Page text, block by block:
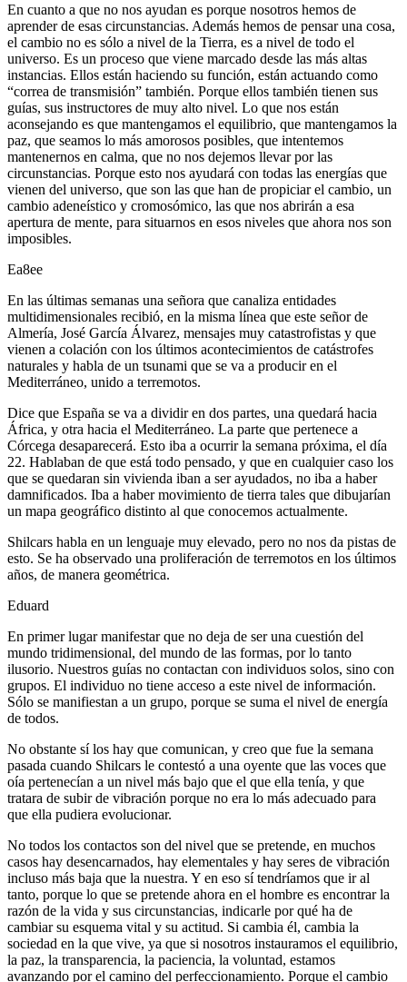
En cuanto a que no nos ayudan es porque nosotros hemos de
aprender de esas circunstancias. Además hemos de pensar una cosa,
el cambio no es sólo a nivel de la Tierra, es a nivel de todo el
universo. Es un proceso que viene marcado desde las más altas
instancias. Ellos están haciendo su función, están actuando como
“correa de transmisión” también. Porque ellos también tienen sus
guías, sus instructores de muy alto nivel. Lo que nos están
aconsejando es que mantengamos el equilibrio, que mantengamos la
paz, que seamos lo más amorosos posibles, que intentemos
mantenernos en calma, que no nos dejemos llevar por las
circunstancias. Porque esto nos ayudará con todas las energías que
vienen del universo, que son las que han de propiciar el cambio, un
cambio adeneístico y cromosómico, las que nos abrirán a esa
apertura de mente, para situarnos en esos niveles que ahora nos son
imposibles.
Ea8ee
En las últimas semanas una señora que canaliza entidades
multidimensionales recibió, en la misma línea que este señor de
Almería, José García Álvarez, mensajes muy catastrofistas y que
vienen a colación con los últimos acontecimientos de catástrofes
naturales y habla de un tsunami que se va a producir en el
Mediterráneo, unido a terremotos.
Dice que España se va a dividir en dos partes, una quedará hacia
África, y otra hacia el Mediterráneo. La parte que pertenece a
Córcega desaparecerá. Esto iba a ocurrir la semana próxima, el día
22. Hablaban de que está todo pensado, y que en cualquier caso los
que se quedaran sin vivienda iban a ser ayudados, no iba a haber
damnificados. Iba a haber movimiento de tierra tales que dibujarían
un mapa geográfico distinto al que conocemos actualmente.
Shilcars habla en un lenguaje muy elevado, pero no nos da pistas de
esto. Se ha observado una proliferación de terremotos en los últimos
años, de manera geométrica.
Eduard
En primer lugar manifestar que no deja de ser una cuestión del
mundo tridimensional, del mundo de las formas, por lo tanto
ilusorio. Nuestros guías no contactan con individuos solos, sino con
grupos. El individuo no tiene acceso a este nivel de información.
Sólo se manifiestan a un grupo, porque se suma el nivel de energía
de todos.
No obstante sí los hay que comunican, y creo que fue la semana
pasada cuando Shilcars le contestó a una oyente que las voces que
oía pertenecían a un nivel más bajo que el que ella tenía, y que
tratara de subir de vibración porque no era lo más adecuado para
que ella pudiera evolucionar.
No todos los contactos son del nivel que se pretende, en muchos
casos hay desencarnados, hay elementales y hay seres de vibración
incluso más baja que la nuestra. Y en eso sí tendríamos que ir al
tanto, porque lo que se pretende ahora en el hombre es encontrar la
razón de la vida y sus circunstancias, indicarle por qué ha de
cambiar su esquema vital y su actitud. Si cambia él, cambia la
sociedad en la que vive, ya que si nosotros instauramos el equilibrio,
la paz, la transparencia, la paciencia, la voluntad, estamos
avanzando por el camino del perfeccionamiento. Porque el cambio